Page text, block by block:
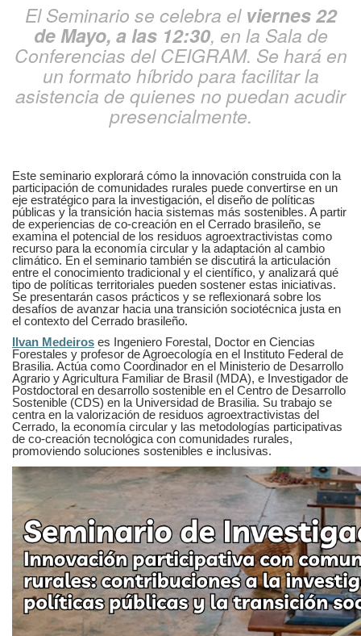
El Seminario se celebra el viernes 22
de Mayo, a las 12:30, en la Sala de
Conferencias del CEIGRAM. Se hará en
un formato híbrido para facilitar la
asistencia de quienes no puedan acudir
presencialmente.
Este seminario explorará cómo la innovación construida con la
participación de comunidades rurales puede convertirse en un
eje estratégico para la investigación, el diseño de políticas
públicas y la transición hacia sistemas más sostenibles. A partir
de experiencias de co-creación en el Cerrado brasileño, se
examina el potencial de los residuos agroextractivistas como
recurso para la economía circular y la adaptación al cambio
climático. En el seminario también se discutirá la articulación
entre el conocimiento tradicional y el científico, y analizará qué
tipo de políticas territoriales pueden sostener estas iniciativas.
Se presentarán casos prácticos y se reflexionará sobre los
desafíos de avanzar hacia una transición sociotécnica justa en
el contexto del Cerrado brasileño.
Ilvan Medeiros es Ingeniero Forestal, Doctor en Ciencias
Forestales y profesor de Agroecología en el Instituto Federal de
Brasilia. Actúa como Coordinador en el Ministerio de Desarrollo
Agrario y Agricultura Familiar de Brasil (MDA), e Investigador de
Postdoctoral en desarrollo sostenible en el Centro de Desarrollo
Sostenible (CDS) en la Universidad de Brasilia. Su trabajo se
centra en la valorización de residuos agroextractivistas del
Cerrado, la economía circular y las metodologías participativas
de co-creación tecnológica con comunidades rurales,
promoviendo soluciones sostenibles e inclusivas.